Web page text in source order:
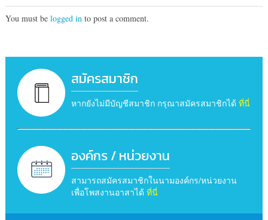
You must be logged into post a comment.
สมัครสมาชิก
หากยังไม่มีบัญชีสมาชิก กรุณาสมัครสมาชิกได้ ที่นี่
องค์กร / หน่วยงาน
สามารถสมัครสมาชิกในนามองค์กร/หน่วยงาน
เพื่อโพสงานอาสาได้ ที่นี่